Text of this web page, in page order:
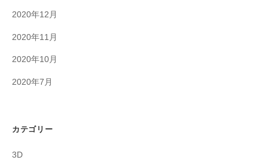
2020年12月
2020年11月
2020年10月
2020年7月
カテゴリー
3D